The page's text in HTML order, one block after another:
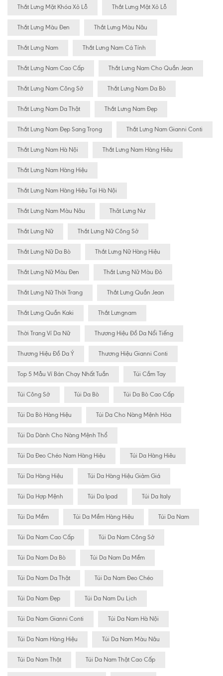
Thắt Lưng Mặt Khóa Xỏ Lỗ Thắt Lưng Mặt Xỏ Lỗ
Thắt Lưng Màu Đen Thắt Lưng Màu Nâu
Thắt Lưng Nam Thắt Lưng Nam Cá Tính
Thắt Lưng Nam Cao Cấp Thắt Lưng Nam Cho Quần Jean
Thắt Lưng Nam Công Sở Thắt Lưng Nam Da Bò
Thắt Lưng Nam Da Thật Thắt Lưng Nam Đẹp
Thắt Lưng Nam Đẹp Sang Trọng Thắt Lưng Nam Gianni Conti
Thắt Lưng Nam Hà Nội Thắt Lưng Nam Hàng Hiêu
Thắt Lưng Nam Hàng Hiệu
Thắt Lưng Nam Hàng Hiệu Tại Hà Nội
Thắt Lưng Nam Màu Nâu Thăt Lưng Nư
Thắt Lưng Nữ Thắt Lưng Nữ Công Sở
Thắt Lưng Nữ Da Bò Thắt Lưng Nữ Hàng Hiệu
Thắt Lưng Nữ Màu Đen Thắt Lưng Nữ Màu Đỏ
Thắt Lưng Nữ Thời Trang Thắt Lưng Quần Jean
Thắt Lưng Quần Kaki Thắt Lưngnam
Thời Trang Ví Da Nữ Thương Hiệu Đồ Da Nổi Tiếng
Thương Hiệu Đồ Da Ý Thương Hiệu Gianni Conti
Top 5 Mẫu Ví Bán Chạy Nhất Tuần Túi Cầm Tay
Túi Công Sở Túi Da Bò Túi Da Bò Cao Cấp
Túi Da Bò Hàng Hiệu Túi Da Cho Nàng Mệnh Hỏa
Túi Da Dành Cho Nàng Mệnh Thổ
Túi Da Đeo Chéo Nam Hàng Hiệu Túi Da Hàng Hiêu
Túi Da Hàng Hiệu Túi Da Hàng Hiệu Giảm Giá
Túi Da Hợp Mệnh Túi Da Ipad Túi Da Italy
Túi Da Mềm Túi Da Mềm Hàng Hiệu Túi Da Nam
Túi Da Nam Cao Cấp Túi Da Nam Công Sở
Túi Da Nam Da Bò Túi Da Nam Da Mềm
Túi Da Nam Da Thật Túi Da Nam Đeo Chéo
Túi Da Nam Đẹp Túi Da Nam Du Lịch
Túi Da Nam Gianni Conti Túi Da Nam Hà Nội
Túi Da Nam Hàng Hiệu Túi Da Nam Màu Nâu
Túi Da Nam Thật Túi Da Nam Thật Cao Cấp